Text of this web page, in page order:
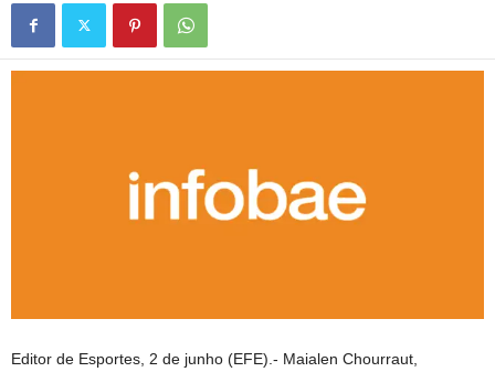
Editor de Esportes, 2 de junho (EFE).- Maialen Chourraut,